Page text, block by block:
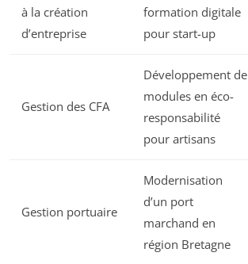
à la création
d’entreprise
formation digitale
pour start-up
Gestion des CFA
Développement de
modules en éco-
responsabilité
pour artisans
Gestion portuaire
Modernisation
d’un port
marchand en
région Bretagne